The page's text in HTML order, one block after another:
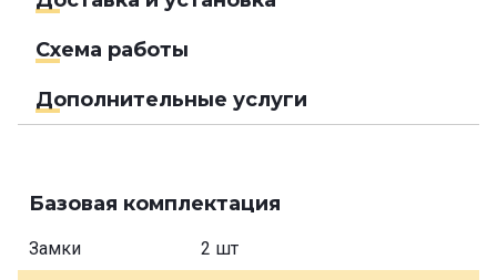
Схема работы
Дополнительные услуги
Базовая комплектация
Замки 2 шт